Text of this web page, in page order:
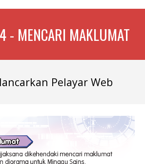
- MENCARI MAKLUMAT
Pelayar Web